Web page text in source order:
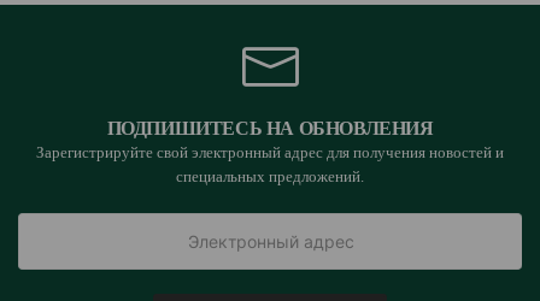
ПОДПИШИТЕСЬ НА ОБНОВЛЕНИЯ
Зарегистрируйте свой электронный адрес для получения новостей и
специальных предложений.